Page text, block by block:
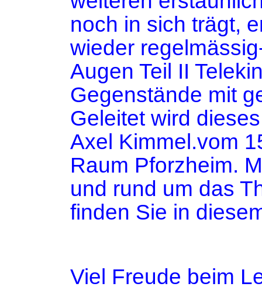
noch in sich trägt,
wieder
Augen Teil II
Gegenstände mit
Geleitet wird
Axel Kimmel.vom
Raum Pforzheim.
und rund um das
finden Sie in
Viel Freude beim